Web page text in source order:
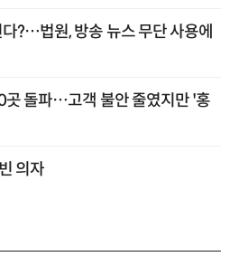
?…법원, 방송 뉴스 무단 사용에
곳 돌파…고객 불안 줄였지만 '홍
의자